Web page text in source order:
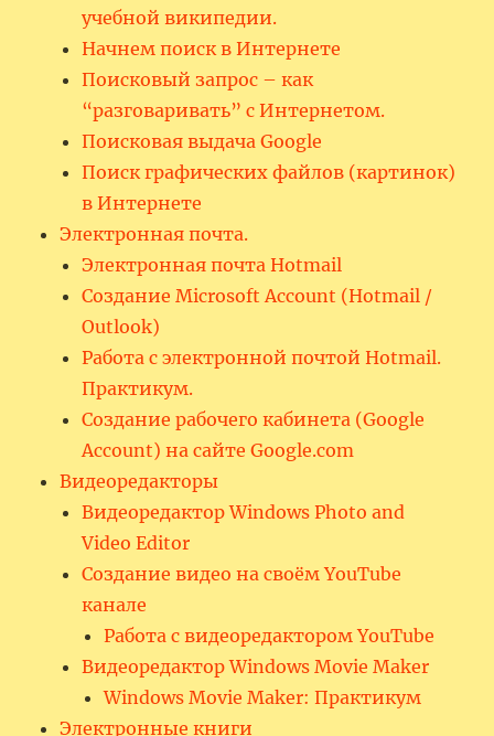
учебной википедии.
Начнем поиск в Интернете
Поисковый запрос – как
“разговаривать” с Интернетом.
Поисковая выдача Google
Поиск графических файлов (картинок)
в Интернете
Электронная почта.
Электронная почта Hotmail
Создание Microsoft Account (Hotmail /
Outlook)
Работа с электронной почтой Hotmail.
Практикум.
Создание рабочего кабинета (Google
Account) на сайте Google.com
Видеоредакторы
Видеоредактор Windows Photo and
Video Editor
Создание видео на своём YouTube
канале
Работа с видеоредактором YouTube
Видеоредактор Windows Movie Maker
Windows Movie Maker: Практикум
Электронные книги